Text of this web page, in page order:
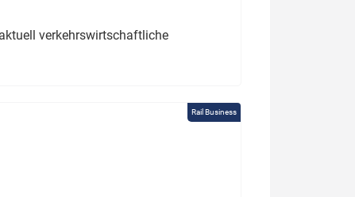
verkehrswirtschaftliche
Rail Business